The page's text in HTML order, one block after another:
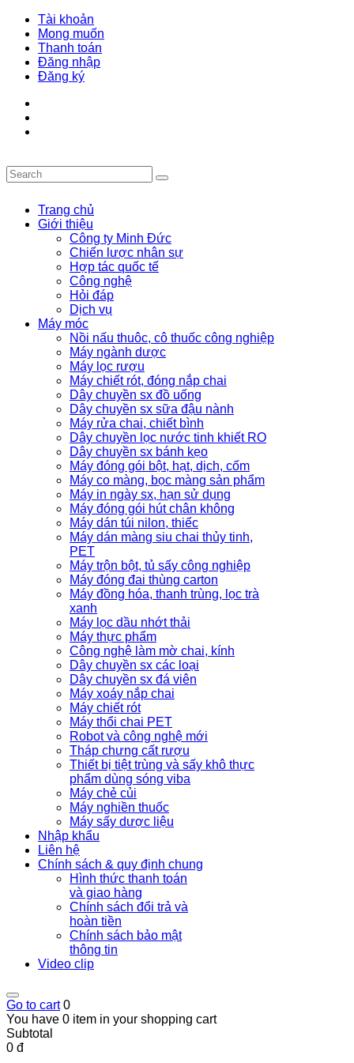
Tài khoản
Mong muốn
Thanh toán
Đăng nhập
Đăng ký
Trang chủ
Giới thiệu
Công ty Minh Đức
Chiến lược nhân sự
Hợp tác quốc tế
Công nghệ
Hỏi đáp
Dịch vụ
Máy móc
Nồi nấu thuôc, cô thuốc công nghiệp
Máy ngành dược
Máy lọc rượu
Máy chiết rót, đóng nắp chai
Dây chuyền sx đồ uống
Dây chuyền sx sữa đậu nành
Máy rửa chai, chiết bình
Dây chuyền lọc nước tinh khiết RO
Dây chuyền sx bánh kẹo
Máy đóng gói bột, hạt, dịch, cốm
Máy co màng, bọc màng sản phẩm
Máy in ngày sx, hạn sử dụng
Máy đóng gói hút chân không
Máy dán túi nilon, thiếc
Máy dán màng siu chai thủy tinh,
PET
Máy trộn bột, tủ sấy công nghiệp
Máy đóng đai thùng carton
Máy đồng hóa, thanh trùng, lọc trà
xanh
Máy lọc dầu nhớt thải
Máy thực phẩm
Công nghệ làm mờ chai, kính
Dây chuyền sx các loại
Dây chuyền sx đá viên
Máy xoáy nắp chai
Máy chiết rót
Máy thổi chai PET
Robot và công nghệ mới
Tháp chưng cất rượu
Thiết bị tiệt trùng và sấy khô thực
phẩm dùng sóng viba
Máy chẻ củi
Máy nghiền thuốc
Máy sấy dược liệu
Nhập khẩu
Liên hệ
Chính sách & quy định chung
Hình thức thanh toán
và giao hàng
Chính sách đổi trả và
hoàn tiền
Chính sách bảo mật
thông tin
Video clip
Go to cart 0
You have 0 item in your shopping cart
Subtotal
0 đ